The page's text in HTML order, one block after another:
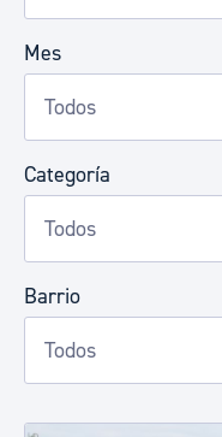
Mes
Categoría
Barrio